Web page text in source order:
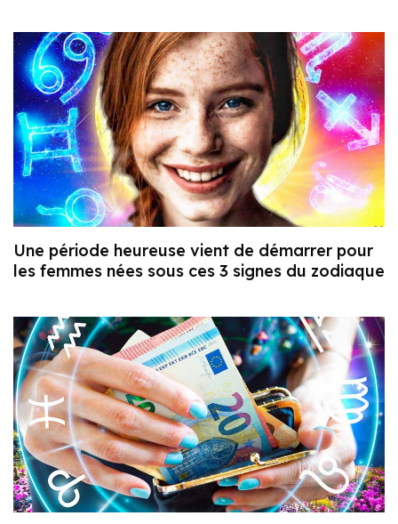
Une période heureuse vient de démarrer pour
les femmes nées sous ces 3 signes du zodiaque